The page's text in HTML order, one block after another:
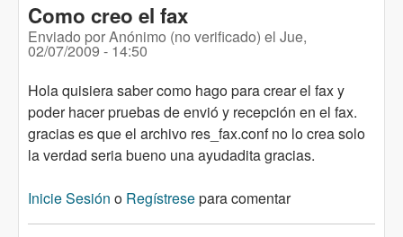
Como creo el fax
Enviado porAnónimo (no verificado) el Jue,
02/07/2009 - 14:50
Hola quisiera saber como hago para crear el fax y
poder hacer pruebas de envió y recepción en el fax.
gracias es que el archivo res_fax.conf no lo crea solo
la verdad seria bueno una ayudadita gracias.
Inicie Sesión o Regístresepara comentar